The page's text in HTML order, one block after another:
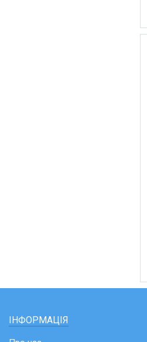
ІНФОРМАЦІЯ